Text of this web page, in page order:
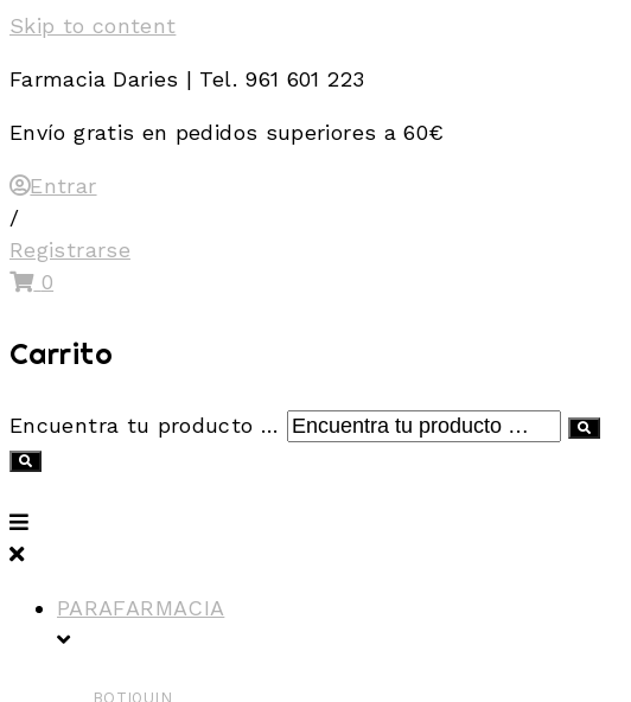
Skip to content
Farmacia Daries | Tel. 961 601 223
Envío gratis en pedidos superiores a 60€
Entrar
/
Registrarse
0
Carrito
Encuentra tu producto …
PARAFARMACIA
BOTIQUIN